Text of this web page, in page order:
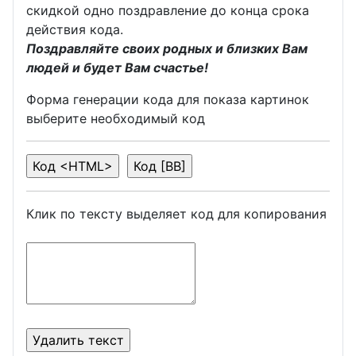
скидкой одно поздравление до конца срока
действия кода.
Поздравляйте своих родных и близких Вам
людей и будет Вам счастье!
Форма генерации кода для показа картинок
выберите необходимый код
Клик по тексту выделяет код для копирования